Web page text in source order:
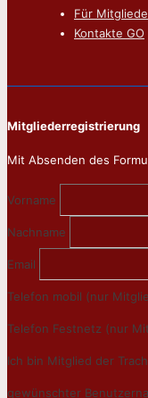
Menü
Für
Kontakte GO
Mitgliederregistrierung
Mit Absenden des
Vorname
Nachname
Email
Telefon mobil (nur
Telefon Festnetz (nur
Ich bin Mitglied der
gewünschter